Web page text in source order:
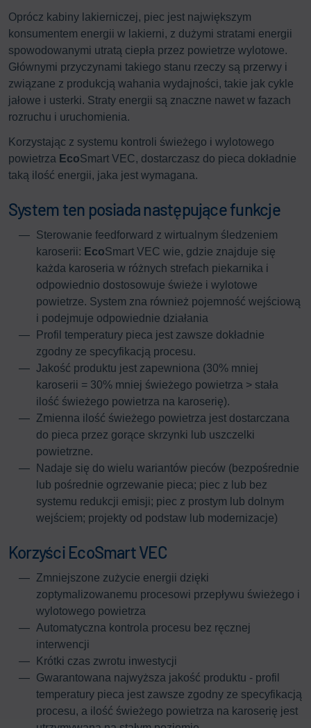
Oprócz kabiny lakierniczej, piec jest największym
konsumentem energii w lakierni, z dużymi stratami energii
spowodowanymi utratą ciepła przez powietrze wylotowe.
Głównymi przyczynami takiego stanu rzeczy są przerwy i
związane z produkcją wahania wydajności, takie jak cykle
jałowe i usterki. Straty energii są znaczne nawet w fazach
rozruchu i uruchomienia.
Korzystając z systemu kontroli świeżego i wylotowego
powietrza EcoSmart VEC, dostarczasz do pieca dokładnie
taką ilość energii, jaka jest wymagana.
System ten posiada następujące funkcje
Sterowanie feedforward z wirtualnym śledzeniem
karoserii: EcoSmart VEC wie, gdzie znajduje się
każda karoseria w różnych strefach piekarnika i
odpowiednio dostosowuje świeże i wylotowe
powietrze. System zna również pojemność wejściową
i podejmuje odpowiednie działania
Profil temperatury pieca jest zawsze dokładnie
zgodny ze specyfikacją procesu.
Jakość produktu jest zapewniona (30% mniej
karoserii = 30% mniej świeżego powietrza > stała
ilość świeżego powietrza na karoserię).
Zmienna ilość świeżego powietrza jest dostarczana
do pieca przez gorące skrzynki lub uszczelki
powietrzne.
Nadaje się do wielu wariantów pieców (bezpośrednie
lub pośrednie ogrzewanie pieca; piec z lub bez
systemu redukcji emisji; piec z prostym lub dolnym
wejściem; projekty od podstaw lub modernizacje)
Korzyści EcoSmart VEC
Zmniejszone zużycie energii dzięki
zoptymalizowanemu procesowi przepływu świeżego i
wylotowego powietrza
Automatyczna kontrola procesu bez ręcznej
interwencji
Krótki czas zwrotu inwestycji
Gwarantowana najwyższa jakość produktu - profil
temperatury pieca jest zawsze zgodny ze specyfikacją
procesu, a ilość świeżego powietrza na karoserię jest